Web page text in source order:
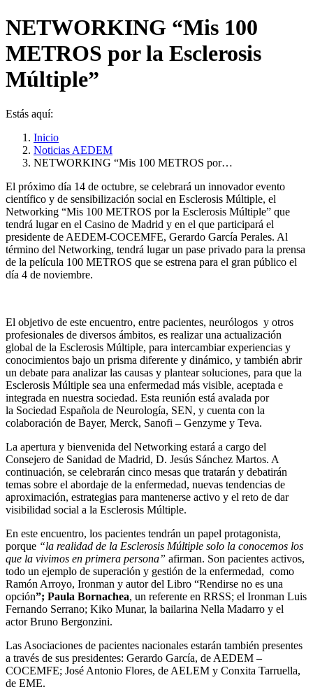
NETWORKING “Mis 100
METROS por la Esclerosis
Múltiple”
Estás aquí:
Inicio
Noticias AEDEM
NETWORKING “Mis 100 METROS por…
El próximo día 14 de octubre, se celebrará un innovador evento
científico y de sensibilización social en Esclerosis Múltiple, el
Networking “Mis 100 METROS por la Esclerosis Múltiple” que
tendrá lugar en el Casino de Madrid y en el que participará el
presidente de AEDEM-COCEMFE, Gerardo García Perales. Al
término del Networking, tendrá lugar un pase privado para la prensa
de la película 100 METROS que se estrena para el gran público el
día 4 de noviembre.
El objetivo de este encuentro, entre pacientes, neurólogos y otros
profesionales de diversos ámbitos, es realizar una actualización
global de la Esclerosis Múltiple, para intercambiar experiencias y
conocimientos bajo un prisma diferente y dinámico, y también abrir
un debate para analizar las causas y plantear soluciones, para que la
Esclerosis Múltiple sea una enfermedad más visible, aceptada e
integrada en nuestra sociedad. Esta reunión está avalada por
la Sociedad Española de Neurología, SEN, y cuenta con la
colaboración de Bayer, Merck, Sanofi – Genzyme y Teva.
La apertura y bienvenida del Networking estará a cargo del
Consejero de Sanidad de Madrid, D. Jesús Sánchez Martos. A
continuación, se celebrarán cinco mesas que tratarán y debatirán
temas sobre el abordaje de la enfermedad, nuevas tendencias de
aproximación, estrategias para mantenerse activo y el reto de dar
visibilidad social a la Esclerosis Múltiple.
En este encuentro, los pacientes tendrán un papel protagonista,
porque “la realidad de la Esclerosis Múltiple solo la conocemos los
que la vivimos en primera persona” afirman. Son pacientes activos,
todo un ejemplo de superación y gestión de la enfermedad, como
Ramón Arroyo, Ironman y autor del Libro “Rendirse no es una
opción”; Paula Bornachea, un referente en RRSS; el Ironman Luis
Fernando Serrano; Kiko Munar, la bailarina Nella Madarro y el
actor Bruno Bergonzini.
Las Asociaciones de pacientes nacionales estarán también presentes
a través de sus presidentes: Gerardo García, de AEDEM –
COCEMFE; José Antonio Flores, de AELEM y Conxita Tarruella,
de EME.